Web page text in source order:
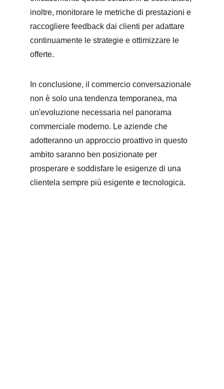
inoltre, monitorare le metriche di prestazioni e
raccogliere feedback dai clienti per adattare
continuamente le strategie e ottimizzare le
offerte.
In conclusione, il commercio conversazionale
non è solo una tendenza temporanea, ma
un'evoluzione necessaria nel panorama
commerciale moderno. Le aziende che
adotteranno un approccio proattivo in questo
ambito saranno ben posizionate per
prosperare e soddisfare le esigenze di una
clientela sempre più esigente e tecnologica.